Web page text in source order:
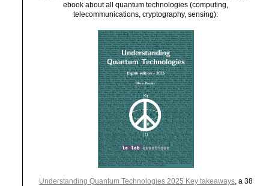
ebook about all quantum technologies (computing,
telecommunications, cryptography, sensing):
Understanding Quantum Technologies 2025 Key takeaways, a 38